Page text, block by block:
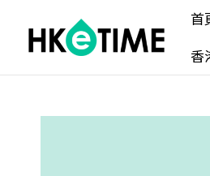
content
首
香